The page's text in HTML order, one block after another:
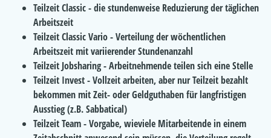
Teilzeit Classic - die stundenweise Reduzierung der täglichen
Arbeitszeit
Teilzeit Classic Vario - Verteilung der wöchentlichen
Arbeitszeit mit variierender Stundenanzahl
Teilzeit Jobsharing - Arbeitnehmende teilen sich eine Stelle
Teilzeit Invest - Vollzeit arbeiten, aber nur Teilzeit bezahlt
bekommen mit Zeit- oder Geldguthaben für langfristigen
Ausstieg (z.B. Sabbatical)
Teilzeit Team - Vorgabe, wieviele Mitarbeitende in einem